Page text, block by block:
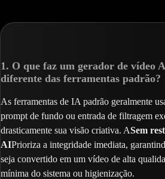
1. O que faz um gerador de vídeo
diferente das ferramentas padrão?
As ferramentas de IA padrão geralmente
prompt de fundo ou entrada de filtragem
drasticamente sua visão criativa. ASem
AIPrioriza a integridade imediata,
seja convertido em um vídeo de alta
mínima do sistema ou higienização.